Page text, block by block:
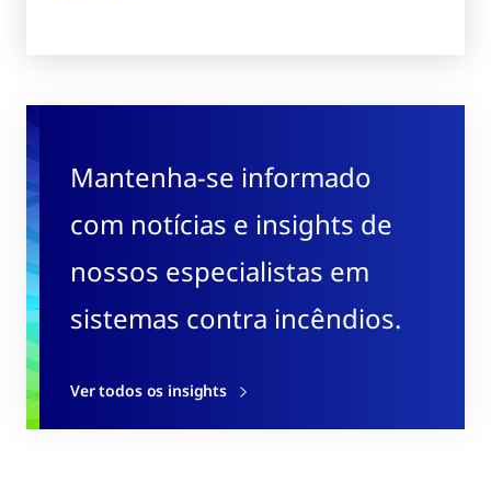
Mantenha-se informado
com notícias e insights de
nossos especialistas em
sistemas contra incêndios.
Ver todos os insights